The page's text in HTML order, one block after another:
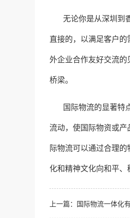
无论你是从深圳到
直接的，以满足客户的
外企业合作友好交流
桥梁。
国际物流的显著特
流动，使国际物资或
际物流可以通过合理
化和精神文化向和平、
上一篇： 国际物流一体化